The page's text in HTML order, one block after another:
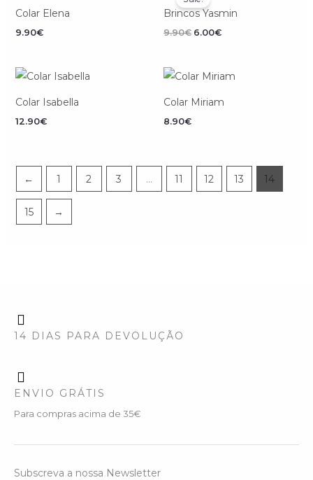
Colar Elena
9.90€
Brincos Yasmin
9.90€
original
era:
9.90€.
6.00€
é:
6.00€.
Colar Isabella
12.90€
Colar Miriam
8.90€
← 1 2 3 … 11 12 13 14
15 →
14 DIAS PARA DEVOLUÇÃO
ENVIO GRÁTIS
Para compras acima de 35€
Subscreva a nossa Newsletter